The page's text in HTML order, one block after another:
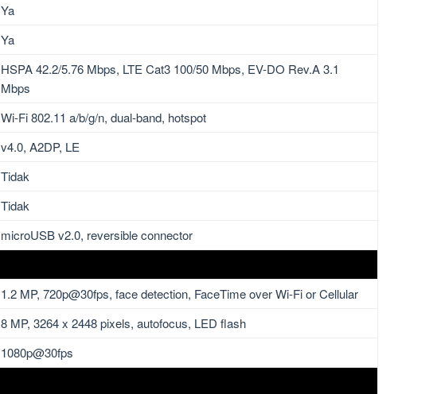
Ya
Ya
HSPA 42.2/5.76 Mbps, LTE Cat3 100/50 Mbps, EV-DO Rev.A 3.1
Mbps
Wi-Fi 802.11 a/b/g/n, dual-band, hotspot
v4.0, A2DP, LE
Tidak
Tidak
microUSB v2.0, reversible connector
1.2 MP, 720p@30fps, face detection, FaceTime over Wi-Fi or Cellular
8 MP, 3264 x 2448 pixels, autofocus, LED flash
1080p@30fps